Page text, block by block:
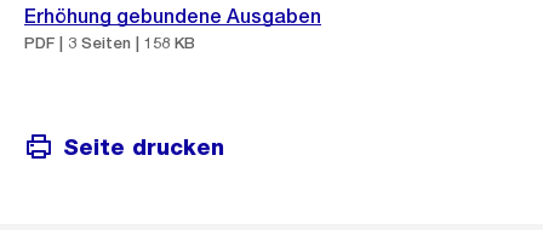
Erhöhung gebundene Ausgaben
PDF | 3 Seiten | 158 KB
Seite drucken